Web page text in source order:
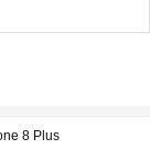
8 Plus